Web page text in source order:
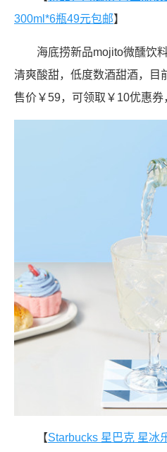
300ml*6瓶49元包邮】
海底捞新品mojito微醺饮
清爽酸甜，低度数酒甜酒，目
售价￥59，可领取￥10优惠券
【Starbucks 星巴克 星冰